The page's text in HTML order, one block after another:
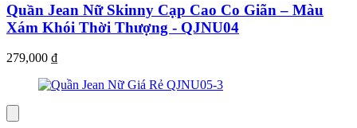
Quần Jean Nữ Skinny Cạp Cao Co Giãn – Màu
Xám Khói Thời Thượng - QJNU04
279,000 ₫